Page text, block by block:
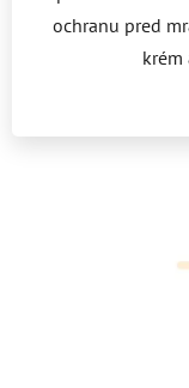
ochranu pred
krém